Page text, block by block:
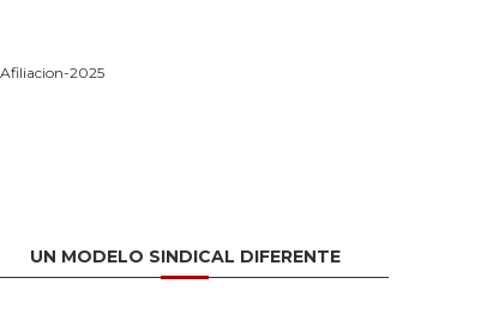
UN MODELO SINDICAL DIFERENTE